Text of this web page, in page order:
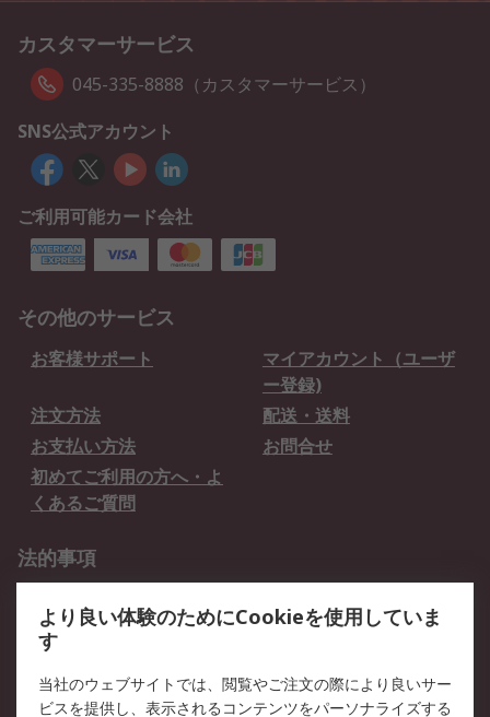
カスタマーサービス
045-335-8888（カスタマーサービス）
SNS公式アカウント
ご利用可能カード会社
その他のサービス
お客様サポート
マイアカウント（ユーザ
ー登録)
注文方法
配送・送料
お支払い方法
お問合せ
初めてご利用の方へ・よ
くあるご質問
法的事項
クッキーポリシー
RSについて
より良い体験のためにCookieを使用していま
す
当社のウェブサイトでは、閲覧やご注文の際により良いサー
ビスを提供し、表示されるコンテンツをパーソナライズする